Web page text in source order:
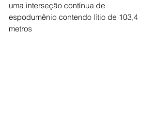
uma interseção contínua de
espodumênio contendo lítio de 103,4
metros